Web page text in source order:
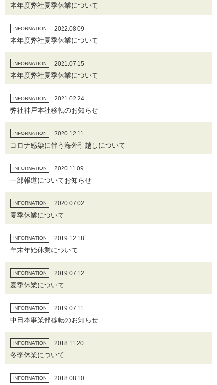
本年度弊社夏季休業について
INFORMATION 2022.08.09
本年度弊社夏季休業について
INFORMATION 2021.07.15
本年度弊社夏季休業について
INFORMATION 2021.02.24
弊社神戸本社移転のお知らせ
INFORMATION 2020.12.11
コロナ感染に伴う海外引越しについて
INFORMATION 2020.11.09
一部報道についてお知らせ
INFORMATION 2020.07.02
夏季休業について
INFORMATION 2019.12.18
年末年始休業について
INFORMATION 2019.07.12
夏季休業について
INFORMATION 2019.07.11
中日本事業部移転のお知らせ
INFORMATION 2018.11.20
冬季休業について
INFORMATION 2018.08.10